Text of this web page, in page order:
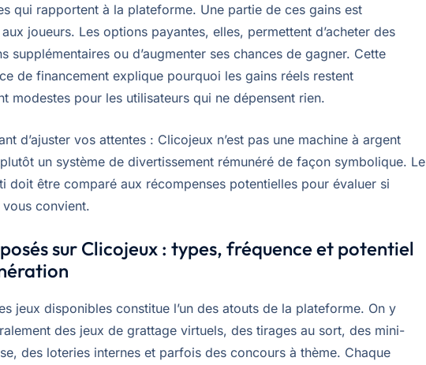
qui rapportent à la plateforme. Une partie de ces gains est
joueurs. Les options payantes, elles, permettent d’acheter des
supplémentaires ou d’augmenter ses chances de gagner. Cette
de financement explique pourquoi les gains réels restent
modestes pour les utilisateurs qui ne dépensent rien.
d’ajuster vos attentes : Clicojeux n’est pas une machine à argent
un système de divertissement rémunéré de façon symbolique. Le
doit être comparé aux récompenses potentielles pour évaluer si
vous convient.
sur Clicojeux : types, fréquence et potentiel
jeux disponibles constitue l’un des atouts de la plateforme. On y
des jeux de grattage virtuels, des tirages au sort, des mini-
des loteries internes et parfois des concours à thème. Chaque